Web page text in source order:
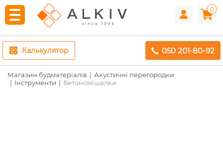
0
Калькулятор 050 201-80-92
Магазин будматеріалів
Акустичні перегородки
Інструменти
Бетономішалки